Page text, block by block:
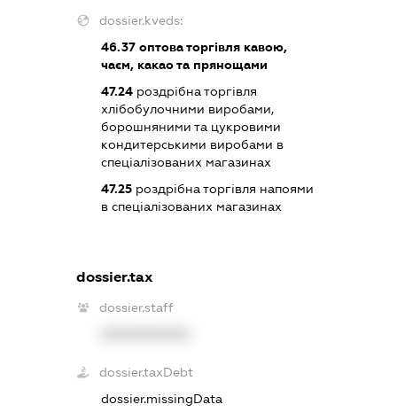
dossier.kveds:
46.37 оптова торгівля кавою,
чаєм, какао та прянощами
47.24 роздрібна торгівля
хлібобулочними виробами,
борошняними та цукровими
кондитерськими виробами в
спеціалізованих магазинах
47.25 роздрібна торгівля напоями
в спеціалізованих магазинах
dossier.tax
dossier.staff
dossier.taxDebt
dossier.missingData